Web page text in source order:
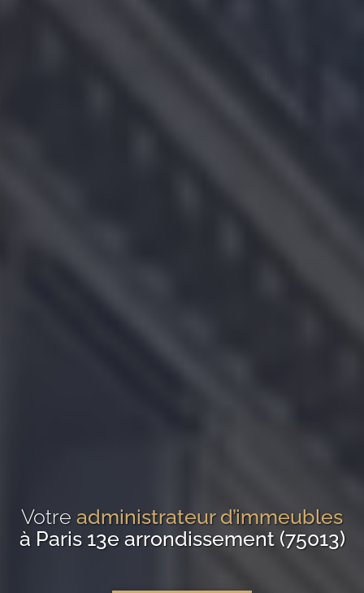
Votre administrateur d’immeubles
à Paris 13e arrondissement (75013)